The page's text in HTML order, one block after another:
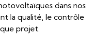
dans nos
la qualité, le contrôle
projet.